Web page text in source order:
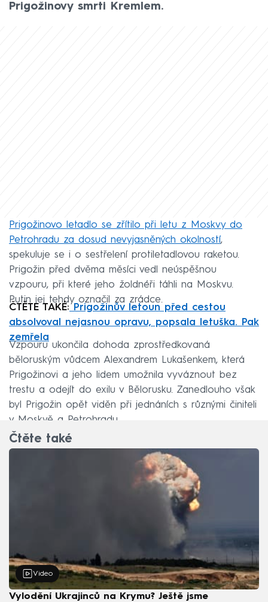
Prigožinovy smrti Kremlem.
Prigožinovo letadlo se zřítilo při letu z Moskvy do
Petrohradu za dosud nevyjasněných okolností,
spekuluje se i o sestřelení protiletadlovou raketou.
Prigožin před dvěma měsíci vedl neúspěšnou
vzpouru, při které jeho žoldnéři táhli na Moskvu.
Putin jej tehdy označil za zrádce.
ČTĚTE TAKÉ:Prigožinův letoun před cestou
absolvoval nejasnou opravu, popsala letuška. Pak
zemřela
Vzpouru ukončila dohoda zprostředkovaná
běloruským vůdcem Alexandrem Lukašenkem, která
Prigožinovi a jeho lidem umožnila vyváznout bez
trestu a odejít do exilu v Bělorusku. Zanedlouho však
byl Prigožin opět viděn při jednáních s různými činiteli
v Moskvě a Petrohradu.
Čtěte také
Video
Vylodění Ukrajinců na Krymu? Ještě jsme